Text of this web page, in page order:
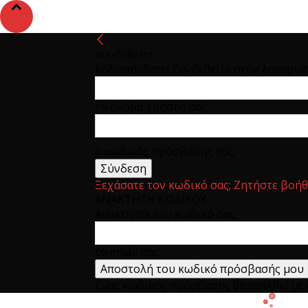
Ξεχάσατε τον κωδικό σας; Ζητήστε